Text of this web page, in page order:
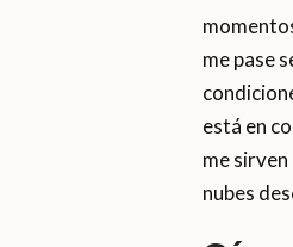
me pase
está en
me
nubes